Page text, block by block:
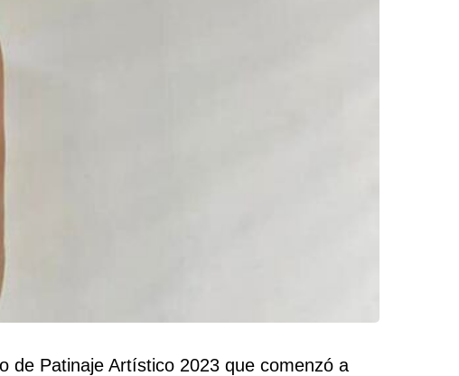
de Patinaje Artístico 2023 que comenzó a